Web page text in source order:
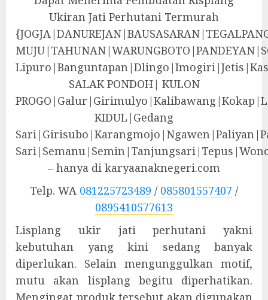
Ukiran Jati Perhutani Termurah
SALAK PONDOH| KULON
KIDUL|Gedang
– hanya di karyaanaknegeri.com
Telp. WA 081225723489 / 085801557407 /
0895410577613
Lisplang ukir jati perhutani yakni
kebutuhan yang kini sedang banyak
diperlukan. Selain mengunggulkan motif,
mutu akan lisplang begitu diperhatikan.
Mengingat produk tersebut akan digunakan